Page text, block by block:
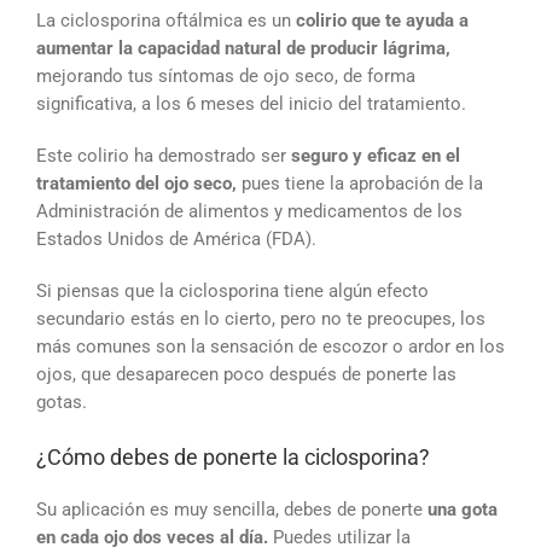
La ciclosporina oftálmica es un colirio que te ayuda a
aumentar la capacidad natural de producir lágrima,
mejorando tus síntomas de ojo seco, de forma
significativa, a los 6 meses del inicio del tratamiento.
Este colirio ha demostrado ser seguro y eficaz en el
tratamiento del ojo seco, pues tiene la aprobación de la
Administración de alimentos y medicamentos de los
Estados Unidos de América (FDA).
Si piensas que la ciclosporina tiene algún efecto
secundario estás en lo cierto, pero no te preocupes, los
más comunes son la sensación de escozor o ardor en los
ojos, que desaparecen poco después de ponerte las
gotas.
¿Cómo debes de ponerte la ciclosporina?
Su aplicación es muy sencilla, debes de ponerte una gota
en cada ojo dos veces al día. Puedes utilizar la